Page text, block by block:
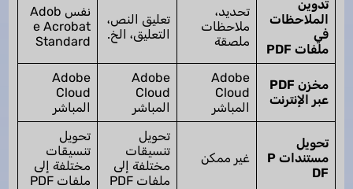
تدوين
الملاحظات
في
ملفات PDF
تحديد،
ملاحظات
ملصقة
تعليق النص،
التعليق، الخ.
نفس Adob
e Acrobat
Standard
مخزن PDF
عبر الإنترنت
Adobe
Cloud
المباشر
Adobe
Cloud
المباشر
Adobe
Cloud
المباشر
تحويل
مستندات P
DF
غير ممكن
تحويل
تنسيقات
مختلفة إلى
ملفات PDF
تحويل
تنسيقات
مختلفة إلى
ملفات PDF